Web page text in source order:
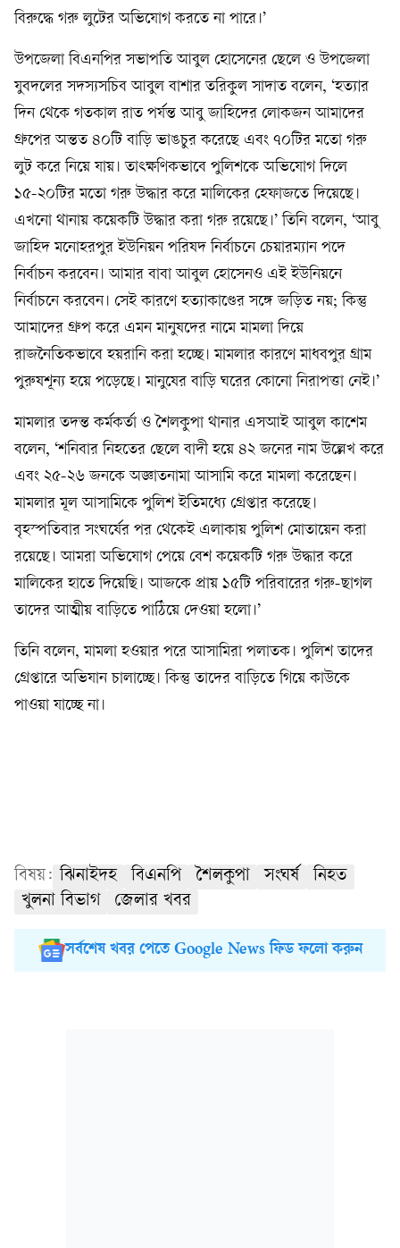
বিরুদ্ধে গরু লুটের অভিযোগ করতে না পারে।’
উপজেলা বিএনপির সভাপতি আবুল হোসেনের ছেলে ও উপজেলা
যুবদলের সদস্যসচিব আবুল বাশার তরিকুল সাদাত বলেন, ‘হত্যার
দিন থেকে গতকাল রাত পর্যন্ত আবু জাহিদের লোকজন আমাদের
গ্রুপের অন্তত ৪০টি বাড়ি ভাঙচুর করেছে এবং ৭০টির মতো গরু
লুট করে নিয়ে যায়। তাৎক্ষণিকভাবে পুলিশকে অভিযোগ দিলে
১৫-২০টির মতো গরু উদ্ধার করে মালিকের হেফাজতে দিয়েছে।
এখনো থানায় কয়েকটি উদ্ধার করা গরু রয়েছে।’ তিনি বলেন, ‘আবু
জাহিদ মনোহরপুর ইউনিয়ন পরিষদ নির্বাচনে চেয়ারম্যান পদে
নির্বাচন করবেন। আমার বাবা আবুল হোসেনও এই ইউনিয়নে
নির্বাচনে করবেন। সেই কারণে হত্যাকাণ্ডের সঙ্গে জড়িত নয়; কিন্তু
আমাদের গ্রুপ করে এমন মানুষদের নামে মামলা দিয়ে
রাজনৈতিকভাবে হয়রানি করা হচ্ছে। মামলার কারণে মাধবপুর গ্রাম
পুরুষশূন্য হয়ে পড়েছে। মানুষের বাড়ি ঘরের কোনো নিরাপত্তা নেই।’
মামলার তদন্ত কর্মকর্তা ও শৈলকুপা থানার এসআই আবুল কাশেম
বলেন, ‘শনিবার নিহতের ছেলে বাদী হয়ে ৪২ জনের নাম উল্লেখ করে
এবং ২৫-২৬ জনকে অজ্ঞাতনামা আসামি করে মামলা করেছেন।
মামলার মূল আসামিকে পুলিশ ইতিমধ্যে গ্রেপ্তার করেছে।
বৃহস্পতিবার সংঘর্ষের পর থেকেই এলাকায় পুলিশ মোতায়েন করা
রয়েছে। আমরা অভিযোগ পেয়ে বেশ কয়েকটি গরু উদ্ধার করে
মালিকের হাতে দিয়েছি। আজকে প্রায় ১৫টি পরিবারের গরু-ছাগল
তাদের আত্মীয় বাড়িতে পাঠিয়ে দেওয়া হলো।’
তিনি বলেন, মামলা হওয়ার পরে আসামিরা পলাতক। পুলিশ তাদের
গ্রেপ্তারে অভিযান চালাচ্ছে। কিন্তু তাদের বাড়িতে গিয়ে কাউকে
পাওয়া যাচ্ছে না।
বিষয়: ঝিনাইদহ বিএনপি শৈলকুপা সংঘর্ষ
নিহত
খুলনা বিভাগ
জেলার খবর
সর্বশেষ খবর পেতে Google News ফিড ফলো করুন